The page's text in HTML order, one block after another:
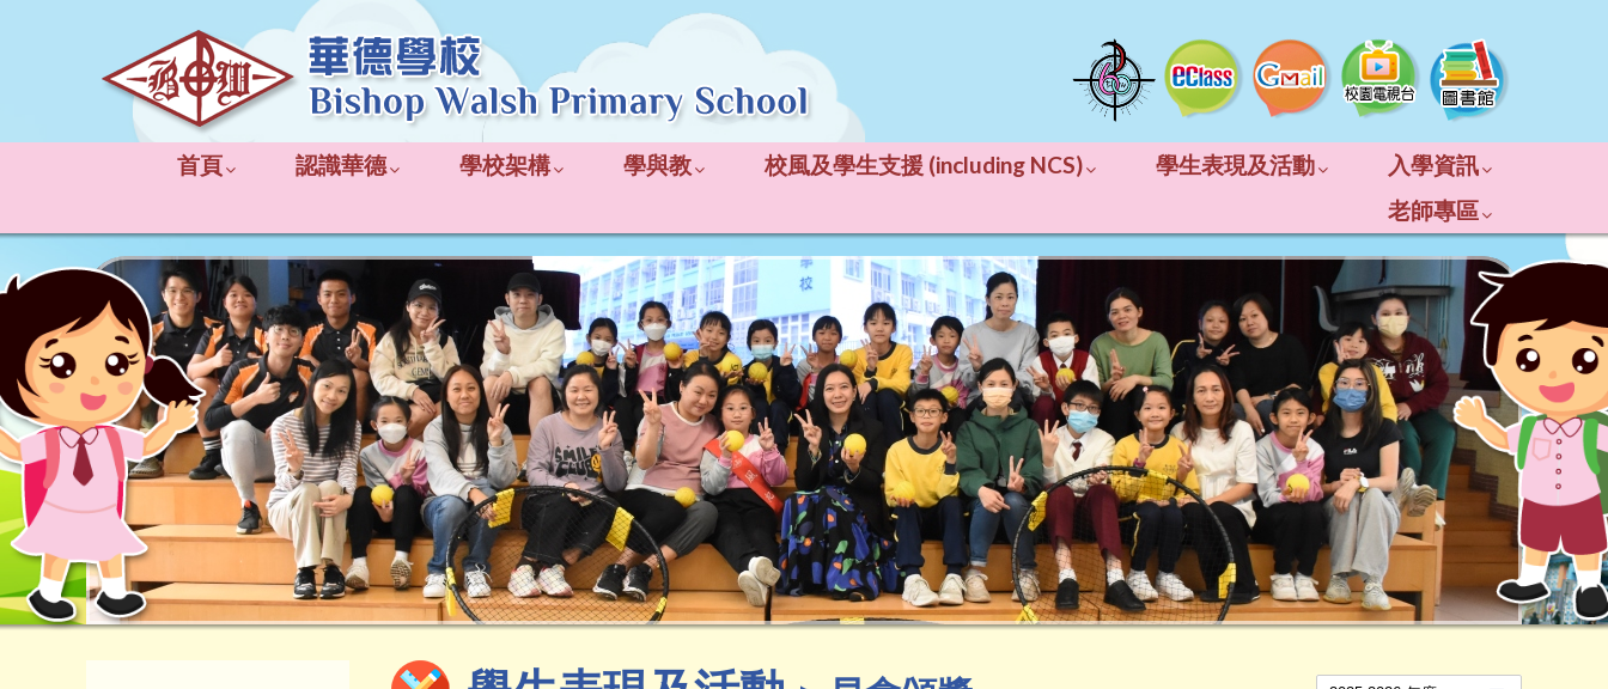
首頁 認識華德 學校架構 學與教 校風及學生支援 (including NCS) 學生表現及活動
入學資訊
老師專區